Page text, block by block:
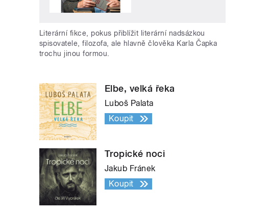
Literární fikce, pokus přiblížit literární nadsázkou
spisovatele, filozofa, ale hlavně člověka Karla Čapka
trochu jinou formou.
Elbe, velká řeka
Luboš Palata
Koupit
Tropické noci
Jakub Fránek
Koupit